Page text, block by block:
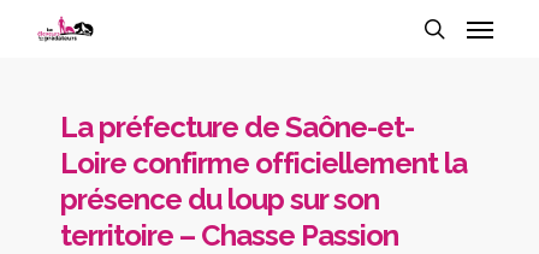
La préfecture de Saône-et-
Loire confirme officiellement la
présence du loup sur son
territoire – Chasse Passion